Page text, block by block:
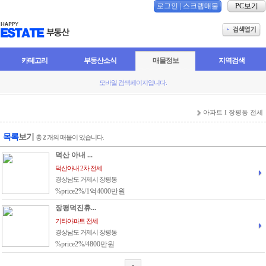
로그인 스크랩매물 PC보기
카테고리 부동산소식 매물정보 지역검색
모바일 검색페이지입니다.
아파트 I 장평동 전세
목록보기 총2 개의 매물이 있습니다.
덕산 아내 ...
덕산아내 2차 전세
경상남도 거제시 장평동
%price2%/1억4000만원
장평덕진휴...
기타아파트 전세
경상남도 거제시 장평동
%price2%/4800만원